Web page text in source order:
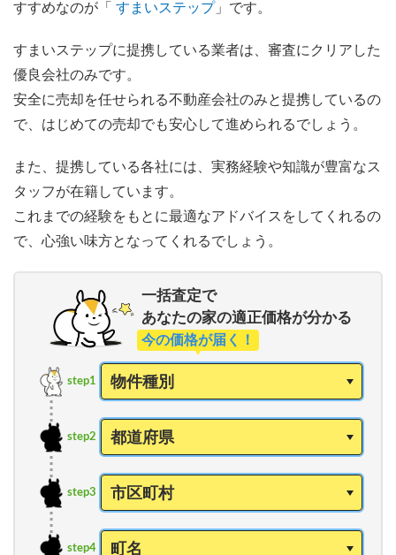
すすめなのが「 すまいステップ 」です。
すまいステップに提携している業者は、審査にクリアした
優良会社のみです。
安全に売却を任せられる不動産会社のみと提携しているの
で、はじめての売却でも安心して進められるでしょう。
また、提携している各社には、実務経験や知識が豊富なス
タッフが在籍しています。
これまでの経験をもとに最適なアドバイスをしてくれるの
で、心強い味方となってくれるでしょう。
一括査定で
あなたの家の適正価格が分かる
今の価格が届く！
step1
step2
step3
step4